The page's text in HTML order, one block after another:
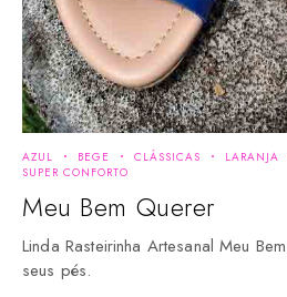
AZUL BEGE CLÁSSICAS LARANJA
SUPER CONFORTO
Meu Bem Querer
Linda Rasteirinha Artesanal Meu
seus pés.